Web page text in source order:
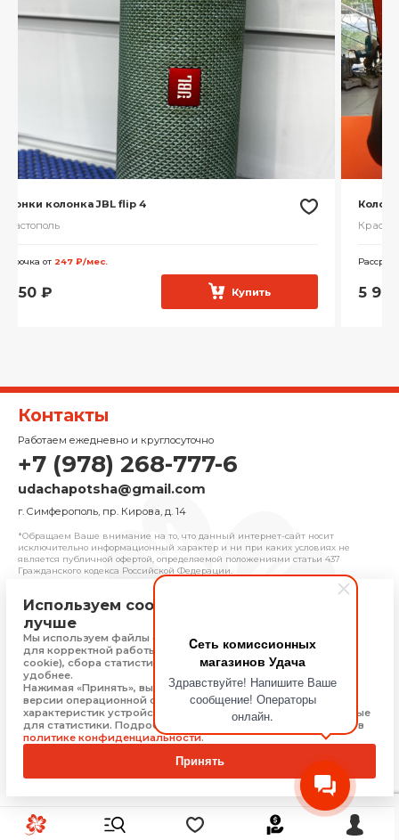
Cеть комиссионных
магазинов Удача
Здравствуйте! Напишите Ваше
сообщение! Операторы
онлайн.
Колонки Колонка JBL Charge 5
Краснодар
Рассрочка от658 ₽/мес.
5 999
Контакты
Работаем ежедневно и круглосуточно
+7 (978) 268-777-6
udachapotsha@gmail.com
г. Cимферополь, пр. Кирова, д. 14
*Обращаем Ваше внимание на то, что данный интернет-сайт носит
исключительно информационный характер и ни при каких условиях не
является публичной офертой, определяемой положениями cтатьи 437
Гражданского кодекса Российской Федерации.
© 2025 «Удача» | Франчайзинговая сеть
Политика конфиденциальности
Присоединяйтесь
Скачать приложение
Используем cookie, чтобы сайт работал
лучше
Мы используем файлы cookie, Яндекс Метрику и 1С-Битрикс
для корректной работы сайта (технически необходимые
cookie), сбора статистики, чтобы сайт работал быстрее и
удобнее.
Нажимая «Принять», вы соглашаетесь на обработку: типа,
версии операционной системы и браузера, технических
характеристик устройства, технические данные, необходимые
для статистики. Подробную информацию Вы можете найти в
политике конфиденциальности.
Принять